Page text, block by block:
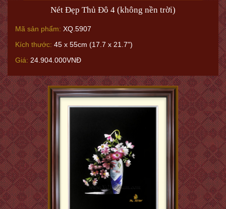
Nét Đẹp Thủ Đô 4 (không nền trời)
Mã sản phẩm: XQ.5907
Kích thước: 45 x 55cm (17.7 x 21.7")
Giá: 24.904.000VNĐ